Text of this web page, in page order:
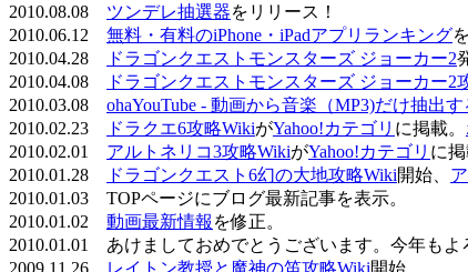
2010.08.08 ツンデレ抽選器をリリース！
2010.06.12 無料・有料のiPhone・iPadアプリランキング
2010.04.28
ドラゴンクエストモンスターズ ジョーカー2
2010.04.08
ドラゴンクエストモンスターズ ジョーカー2
2010.03.08 ohaYouTube - 動画から音楽（MP3)だけ抽出
2010.02.23
ドラクエ6攻略WikiがYahoo!カテゴリ に掲載。
2010.02.01 アルトネリコ3攻略WikiがYahoo!カテゴリ に
2010.01.28
ドラゴンクエスト6幻の大地攻略Wiki開始、
2010.01.03 TOPページにブログ最新記事を表示。
2010.01.02 動画最新情報 を修正。
2010.01.01 あけましておめでとうございます。今年もよ
2009.11.26
レイトン教授と魔神の笛攻略Wiki開始